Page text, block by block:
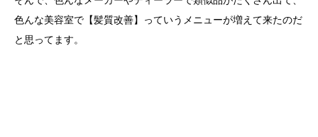
色んな美容室で【髪質改善】っていうメニューが増えて来たのだ
と思ってます。